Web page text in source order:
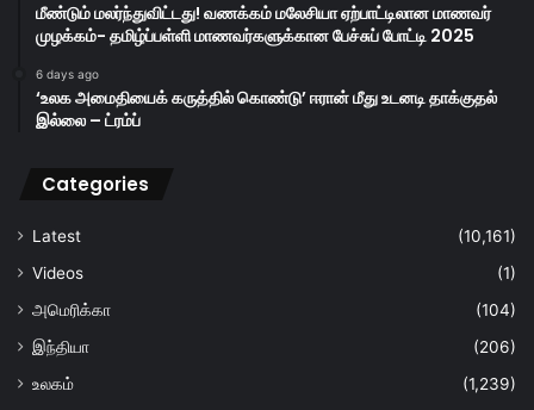
மீண்டும் மலர்ந்துவிட்டது! வணக்கம் மலேசியா ஏற்பாட்டிலான மாணவர்
முழக்கம்- தமிழ்ப்பள்ளி மாணவர்களுக்கான பேச்சுப் போட்டி 2025
6 days ago
‘உலக அமைதியைக் கருத்தில் கொண்டு’ ஈரான் மீது உடனடி தாக்குதல்
இல்லை – ட்ரம்ப்
Categories
Latest
(10,161)
Videos
(1)
அமெரிக்கா
(104)
இந்தியா
(206)
உலகம்
(1,239)